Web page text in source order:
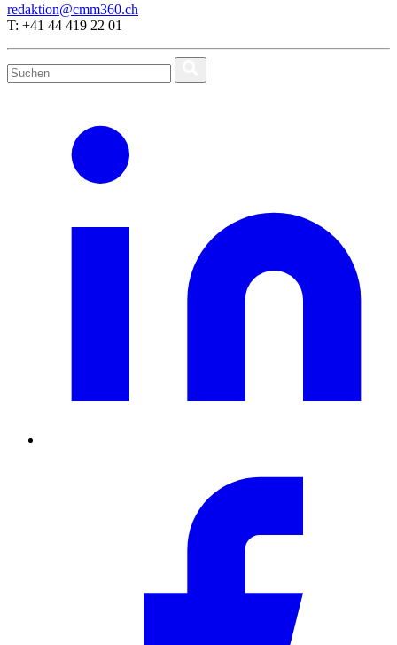
redaktion@cmm360.ch
T: +41 44 419 22 01